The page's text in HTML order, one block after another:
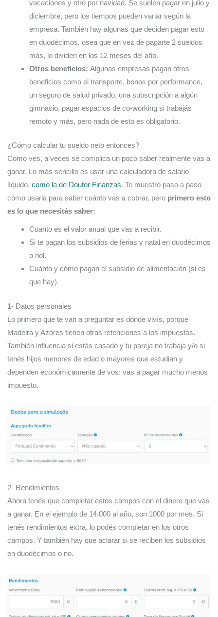
vacaciones y otro por navidad. Se suelen pagar en julio y
diciembre, pero los tiempos pueden variar según la
empresa. También hay algunas que deciden pagar esto
en duodécimos, osea que en vez de pagarte 2 sueldos
más, lo dividen en los 12 meses del año.
Otros beneficios: Algunas empresas pagan otros
beneficios como el transporte, bonos por performance,
un seguro de salud privado, una subscripción a algún
gimnasio, pagar espacios de co-working si trabajás
remoto y más, pero nada de esto es obligatorio.
¿Cómo calcular tu sueldo neto entonces?
Como ves, a veces se complica un poco saber realmente vas a
ganar. Lo más sencillo es usar una calculadora de salario
líquido, como la de Doutor Finanzas. Te muestro paso a paso
cómo usarla para saber cuánto vas a cobrar, pero primero esto
es lo que necesitás saber:
Cuanto es el valor anual que vas a recibir.
Si te pagan los subsidios de ferias y natal en duodécimos
o nol.
Cuánto y cómo pagan el subsidio de alimentación (si es
que hay).
1- Datos personales
Lo primero que te van a preguntar es dónde vivís, porque
Madeira y Azores tienen otras retenciones a los impuestos.
También influencia si estás casado y tu pareja no trabaja y/o si
tenés hijos menores de edad o mayores que estudian y
dependen económicamente de vos: vas a pagar mucho menos
impuesto.
2- Rendimientos
Ahora tenés que completar estos campos con el dinero que vas
a ganar. En el ejemplo de 14.000 al año, son 1000 por mes. Si
tenés rendimientos extra, lo podés completar en los otros
campos. Y también hay que aclarar si se reciben los subsidios
en duodécimos o no.